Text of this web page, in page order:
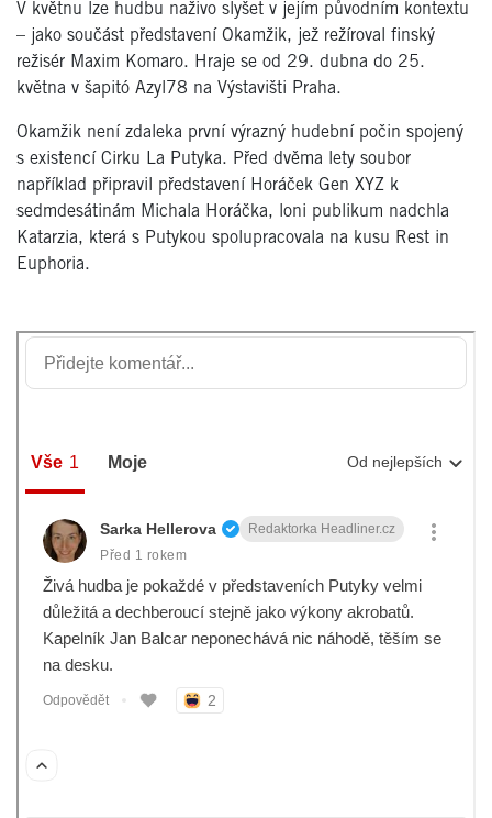
V květnu lze hudbu naživo slyšet v jejím původním kontextu
– jako součást představení Okamžik, jež režíroval finský
režisér Maxim Komaro. Hraje se od 29. dubna do 25.
května v šapitó Azyl78 na Výstavišti Praha.
Okamžik není zdaleka první výrazný hudební počin spojený
s existencí Cirku La Putyka. Před dvěma lety soubor
například připravil představení Horáček Gen XYZ k
sedmdesátinám Michala Horáčka, loni publikum nadchla
Katarzia, která s Putykou spolupracovala na kusu Rest in
Euphoria.